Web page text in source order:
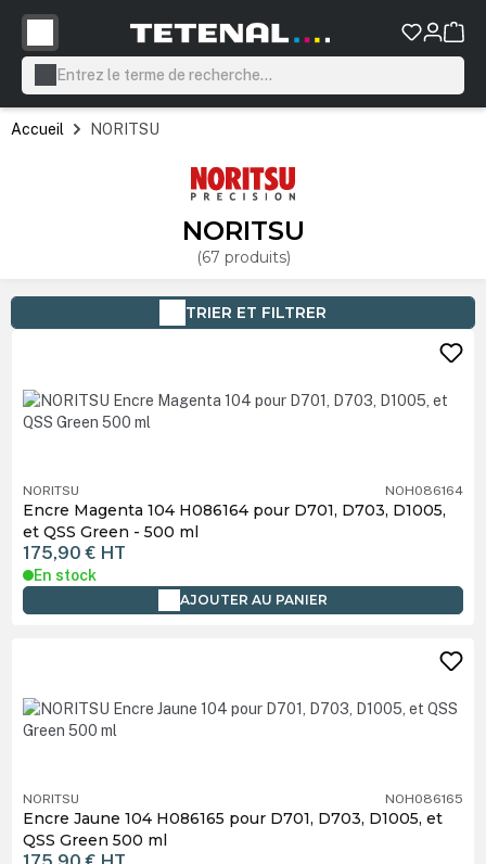
principal
Accueil NORITSU
NORITSU
(67 produits)
TRIER ET FILTRER
NORITSU NOH086164
Encre Magenta 104 H086164 pour D701, D703, D1005,
et QSS Green - 500 ml
175,90 € HT
En stock
AJOUTER AU PANIER
NORITSU NOH086165
Encre Jaune 104 H086165 pour D701, D703, D1005, et
QSS Green 500 ml